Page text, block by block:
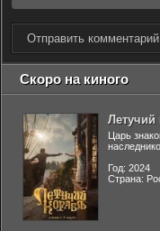
Отправить комментарий
Скоро на киного
Летучий
Царь
Год: 2024
Страна: